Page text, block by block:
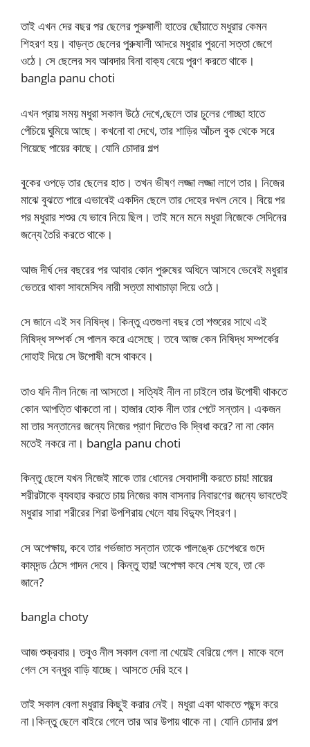
তাই এখন দের বছর পর ছেলের পুরুষালী হাতের ছোঁয়াতে মধুরার কেমন
শিহরণ হয়। বাড়ন্ত ছেলের পুরুষালী আদরে মধুরার পুরনো সত্তা জেগে
ওঠে। সে ছেলের সব আবদার বিনা বাক‍্য বেয়ে পূরণ করতে থাকে।
bangla panu choti
এখন প্রায় সময় মধুরা সকাল উঠে দেখে,ছেলে তার চুলের গোচ্ছা হাতে
পেঁচিয়ে ঘুমিয়ে আছে। কখনো বা দেখে, তার শাড়ির আঁচল বুক থেকে সরে
গিয়েছে পায়ের কাছে। যোনি চোদার গল্প
বুকের ওপড়ে তার ছেলের হাত। তখন ভীষণ লজ্জা লজ্জা লাগে তার। নিজের
মাঝে বুঝতে পারে এভাবেই একদিন ছেলে তার দেহের দখল নেবে। বিয়ে পর
পর মধুরার শশুর যে ভাবে নিয়ে ছিল। তাই মনে মনে মধুরা নিজেকে সেদিনের
জন্যে তৈরি করতে থাকে।
আজ দীর্ঘ দের বছরের পর আবার কোন পুরুষের অধিনে আসবে ভেবেই মধুরার
ভেতরে থাকা সাবমেসিব নারী সত্তা মাথাচাড়া দিয়ে ওঠে।
সে জানে এই সব নিষিদ্ধ। কিন্তু এতগুলা বছর তো শশুরের সাথে এই
নিষিদ্ধ সম্পর্ক সে পালন করে এসেছে। তবে আজ কেন নিষিদ্ধ সম্পর্কের
দোহাই দিয়ে সে উপোষী বসে থাকবে।
তাও যদি নীল নিজে না আসতো। সত্যিই নীল না চাইলে তার উপোষী থাকতে
কোন আপত্তি থাকতো না। হাজার হোক নীল তার পেটে সন্তান। একজন
মা তার সন্তানের জন্যে নিজের প্রাণ দিতেও কি দ্বিধা করে? না না কোন
মতেই নকরে না। bangla panu choti
কিন্তু ছেলে যখন নিজেই মাকে তার ধোনের সেবাদাসী করতে চায়! মায়ের
শরীরটাকে ব‍্যবহার করতে চায় নিজের কাম বাসনার নিবারণের জন্যে ভাবতেই
মধুরার সারা শরীরের শিরা উপশিরায় খেলে যায় বিদ্যুৎ শিহরণ।
সে অপেক্ষায়, কবে তার গর্ভজাত সন্তান তাকে পালঙ্কে চেপেধরে গুদে
কামদন্ড ঠেসে গাদন দেবে। কিন্তু হায়! অপেক্ষা কবে শেষ হবে, তা কে
জানে?
bangla choty
আজ শুক্রবার। তবুও নীল সকাল বেলা না খেয়েই বেরিয়ে গেল। মাকে বলে
গেল সে বন্ধুর বাড়ি যাচ্ছে। আসতে দেরি হবে।
তাই সকাল বেলা মধুরার কিছুই করার নেই। মধুরা একা থাকতে পছন্দ করে
না।কিন্তু ছেলে বাইরে গেলে তার আর উপায় থাকে না। যোনি চোদার গল্প